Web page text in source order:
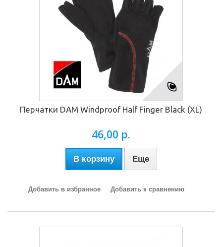
Перчатки DAM Windproof Half Finger Black (XL)
46,00 р.
В корзину Еще
Добавить в избранное Добавить к сравнению